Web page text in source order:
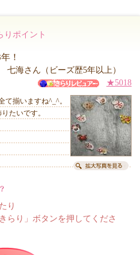
りポイント
！
七海さん（ビーズ歴5年以上）
★5018
て揃いますね^_^。
たいです。
り
らり」ボタンを押してくださ